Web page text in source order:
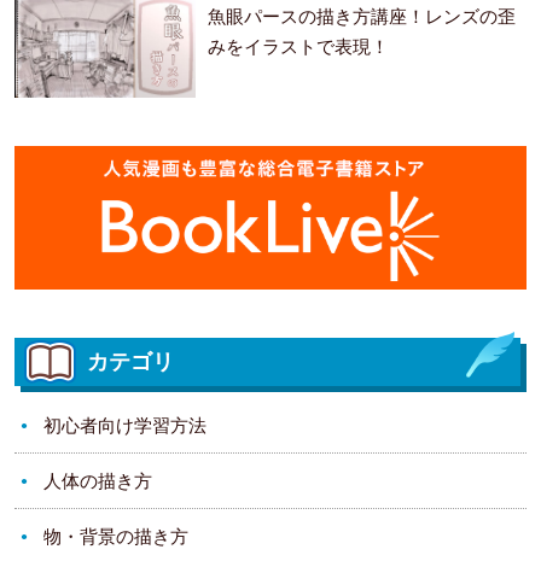
魚眼パースの描き方講座！レンズの歪
みをイラストで表現！
カテゴリ
初心者向け学習方法
人体の描き方
物・背景の描き方